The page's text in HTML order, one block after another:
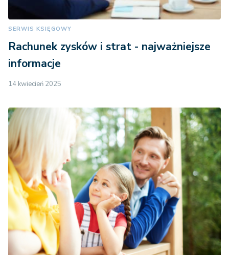
SERWIS KSIĘGOWY
Rachunek zysków i strat - najważniejsze
informacje
14 kwiecień 2025